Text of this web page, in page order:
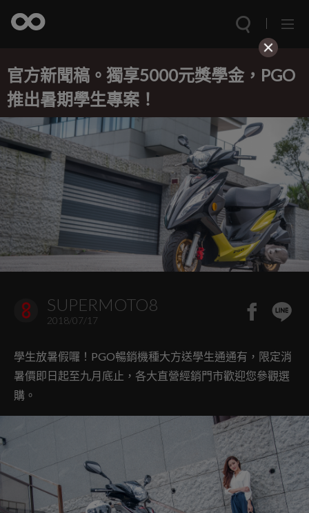
官方新聞稿。獨享5000元獎學金，PGO
推出暑期學生專案！
SUPERMOTO8
2018/07/17
學生放暑假囉！PGO暢銷機種大方送學生通通有，限定消
暑價即日起至九月底止，各大直營經銷門市歡迎您參觀選
購。